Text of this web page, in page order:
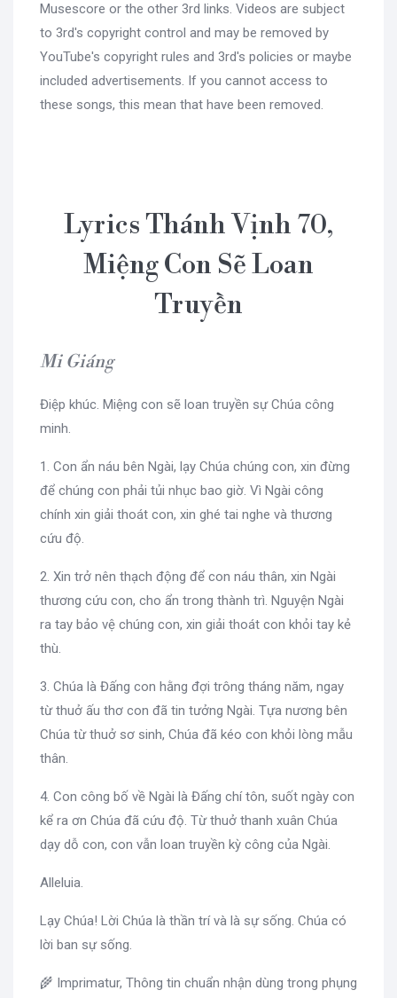
Musescore or the other 3rd links. Videos are subject
to 3rd's copyright control and may be removed by
YouTube's copyright rules and 3rd's policies or maybe
included advertisements. If you cannot access to
these songs, this mean that have been removed.
Lyrics Thánh Vịnh 70,
Miệng Con Sẽ Loan
Truyền
Mi Giáng
Điệp khúc. Miệng con sẽ loan truyền sự Chúa công
minh.
1. Con ẩn náu bên Ngài, lạy Chúa chúng con, xin đừng
để chúng con phải tủi nhục bao giờ. Vì Ngài công
chính xin giải thoát con, xin ghé tai nghe và thương
cứu độ.
2. Xin trở nên thạch động để con náu thân, xin Ngài
thương cứu con, cho ẩn trong thành trì. Nguyện Ngài
ra tay bảo vệ chúng con, xin giải thoát con khỏi tay kẻ
thù.
3. Chúa là Đấng con hằng đợi trông tháng năm, ngay
từ thuở ấu thơ con đã tin tưởng Ngài. Tựa nương bên
Chúa từ thuở sơ sinh, Chúa đã kéo con khỏi lòng mẫu
thân.
4. Con công bố về Ngài là Đấng chí tôn, suốt ngày con
kể ra ơn Chúa đã cứu độ. Từ thuở thanh xuân Chúa
dạy dỗ con, con vẫn loan truyền kỳ công của Ngài.
Alleluia.
Lạy Chúa! Lời Chúa là thần trí và là sự sống. Chúa có
lời ban sự sống.
🌾 Imprimatur, Thông tin chuẩn nhận dùng trong phụng